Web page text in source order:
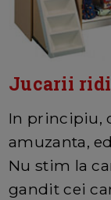
Jucarii
In principiu,
amuzanta,
Nu stim la
gandit cei